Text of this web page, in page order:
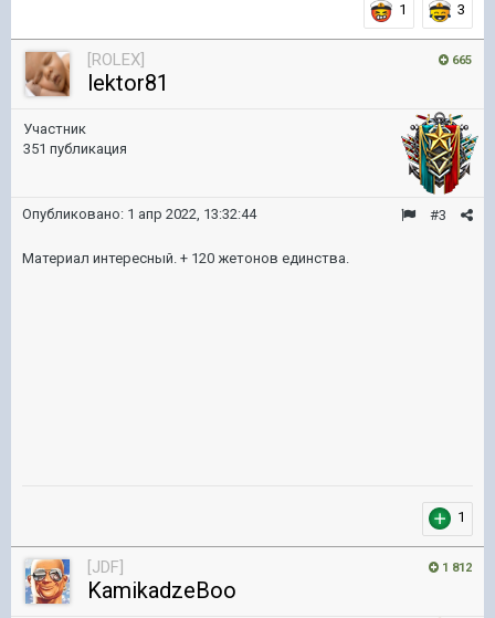
1 3
665
[ROLEX]
lektor81
Участник
351 публикация
#3
Опубликовано: 1 апр 2022, 13:32:44
Материал интересный. + 120 жетонов единства.
1
1 812
[JDF]
KamikadzeBoo